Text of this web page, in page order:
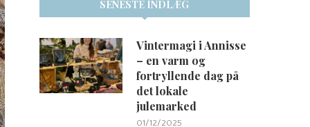
SENESTE INDLÆG
Vintermagi i Annisse
– en varm og
fortryllende dag på
det lokale
julemarked
01/12/2025